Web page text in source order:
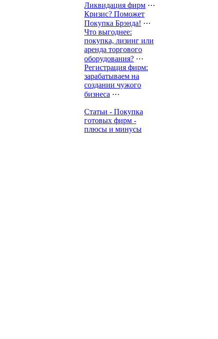
Ликвидация фирм ⋯
Кризис? Поможет
Покупка Брэнда! ⋯
Что выгоднее:
покупка, лизинг или
аренда торгового
оборудования? ⋯
Регистрация фирм:
зарабатываем на
создании чужого
бизнеса ⋯
Статьи - Покупка
готовых фирм -
плюсы и минусы